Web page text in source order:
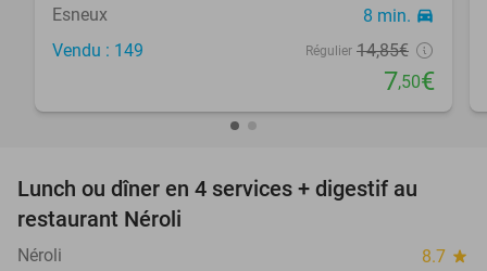
Esneux 8 min. directions_car
Vendu : 149 Régulier 14,85€
7,50€
Lunch ou dîner en 4 services + digestif au
restaurant Néroli
Néroli 8.7 star